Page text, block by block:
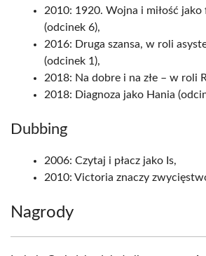
2010: 1920. Wojna i miłość jako
(odcinek 6),
2016: Druga szansa, w roli
(odcinek 1),
2018: Na dobre i na złe – w roli
2018: Diagnoza jako Hania
Dubbing
2006: Czytaj i płacz jako Is,
2010: Victoria znaczy
Nagrody